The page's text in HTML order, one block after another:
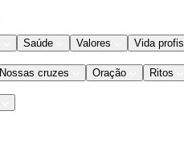
Saúde Valores Vida
Nossas cruzes Oração Ritos